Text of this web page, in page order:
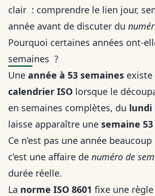
clair : comprendre le lien jour,
année avant de discuter du
Pourquoi certaines années ont-
semaines ?
Une année à 53 semaines existe
calendrier ISO lorsque le
en semaines complètes, du lundi
laisse apparaître une semaine 53
Ce n’est pas une année
c’est une affaire de numéro de
durée réelle.
La norme ISO 8601 fixe une